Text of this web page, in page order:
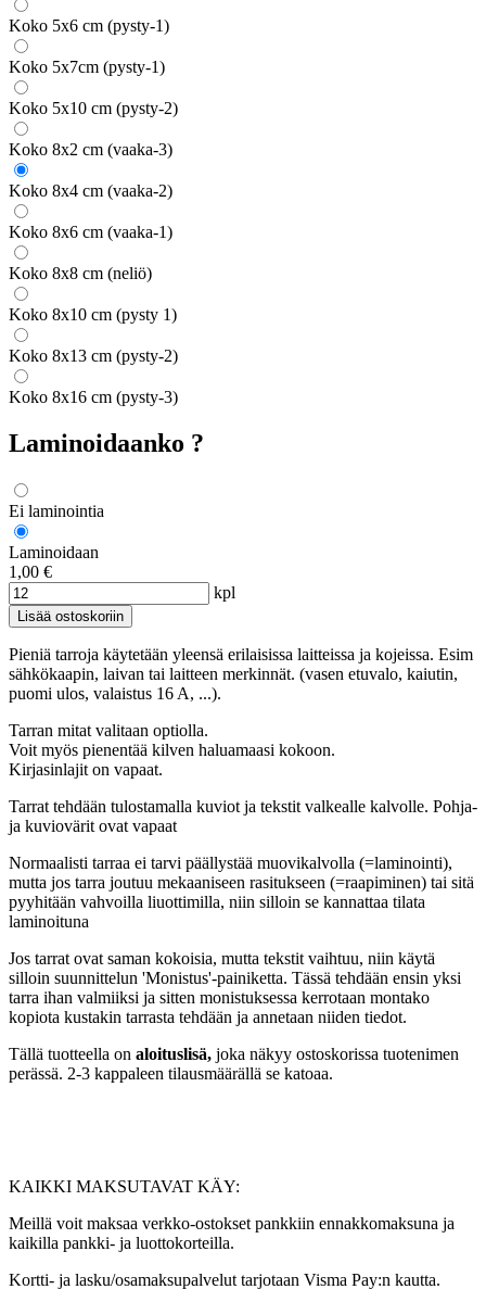
Koko 5x6 cm (pysty-1)
Koko 5x7cm (pysty-1)
Koko 5x10 cm (pysty-2)
Koko 8x2 cm (vaaka-3)
Koko 8x4 cm (vaaka-2)
Koko 8x6 cm (vaaka-1)
Koko 8x8 cm (neliö)
Koko 8x10 cm (pysty 1)
Koko 8x13 cm (pysty-2)
Koko 8x16 cm (pysty-3)
Laminoidaanko ?
Ei laminointia
Laminoidaan
1,00 €
kpl
Pieniä tarroja käytetään yleensä erilaisissa laitteissa ja kojeissa. Esim
sähkökaapin, laivan tai laitteen merkinnät. (vasen etuvalo, kaiutin,
puomi ulos, valaistus 16 A, ...).
Tarran mitat valitaan optiolla.
Voit myös pienentää kilven haluamaasi kokoon.
Kirjasinlajit on vapaat.
Tarrat tehdään tulostamalla kuviot ja tekstit valkealle kalvolle. Pohja-
ja kuviovärit ovat vapaat
Normaalisti tarraa ei tarvi päällystää muovikalvolla (=laminointi),
mutta jos tarra joutuu mekaaniseen rasitukseen (=raapiminen) tai sitä
pyyhitään vahvoilla liuottimilla, niin silloin se kannattaa tilata
laminoituna
Jos tarrat ovat saman kokoisia, mutta tekstit vaihtuu, niin käytä
silloin suunnittelun 'Monistus'-painiketta. Tässä tehdään ensin yksi
tarra ihan valmiiksi ja sitten monistuksessa kerrotaan montako
kopiota kustakin tarrasta tehdään ja annetaan niiden tiedot.
Tällä tuotteella on aloituslisä, joka näkyy ostoskorissa tuotenimen
perässä. 2-3 kappaleen tilausmäärällä se katoaa.
KAIKKI MAKSUTAVAT KÄY:
Meillä voit maksaa verkko-ostokset pankkiin ennakkomaksuna ja
kaikilla pankki- ja luottokorteilla.
Kortti- ja lasku/osamaksupalvelut tarjotaan Visma Pay:n kautta.